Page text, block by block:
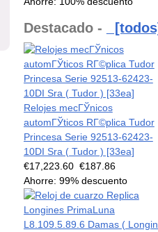
Destacado -
Relojes mecГЎnicos
automГЎticos RГ©plica Tudor
Princesa Serie 92513-62423-
10DI Sra ( Tudor ) [33ea]
€17,223.60 €187.86
Ahorre: 99% descuento